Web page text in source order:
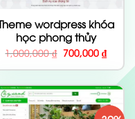
wordpress khóa
học phong thủy
1,000,000₫ Giá
gốc
là:
700,000 ₫Giá
hiện
tại